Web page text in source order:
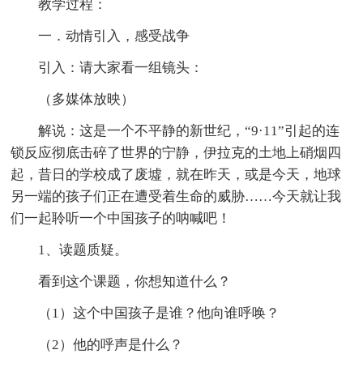
教学过程：
一．动情引入，感受战争
引入：请大家看一组镜头：
（多媒体放映）
解说：这是一个不平静的新世纪，“9·11”引起的连
锁反应彻底击碎了世界的宁静，伊拉克的土地上硝烟四
起，昔日的学校成了废墟，就在昨天，或是今天，地球
另一端的孩子们正在遭受着生命的威胁……今天就让我
们一起聆听一个中国孩子的呐喊吧！
1、读题质疑。
看到这个课题，你想知道什么？
（1）这个中国孩子是谁？他向谁呼唤？
（2）他的呼声是什么？